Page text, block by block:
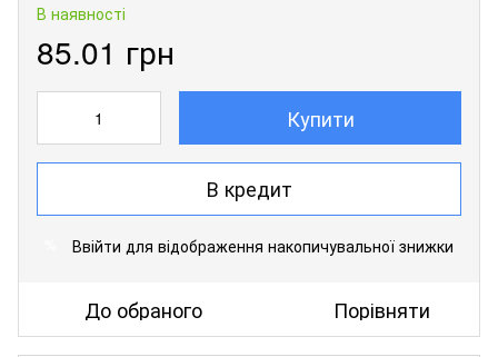
В наявності
85.01 грн
Купити
В кредит
Ввійти для відображення накопичувальної знижки
До обраного Порівняти